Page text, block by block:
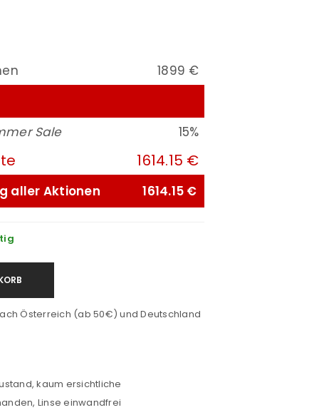
1899 €
Sale 15%
1614.15 €
aller Aktionen 1614.15 €
Österreich (ab 50€) und Deutschland
kaum ersichtliche
Linse einwandfrei